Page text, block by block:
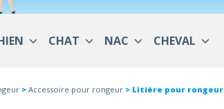
CHAT NAC CHEVAL
> Accessoire pour rongeur > Litière pour rongeur